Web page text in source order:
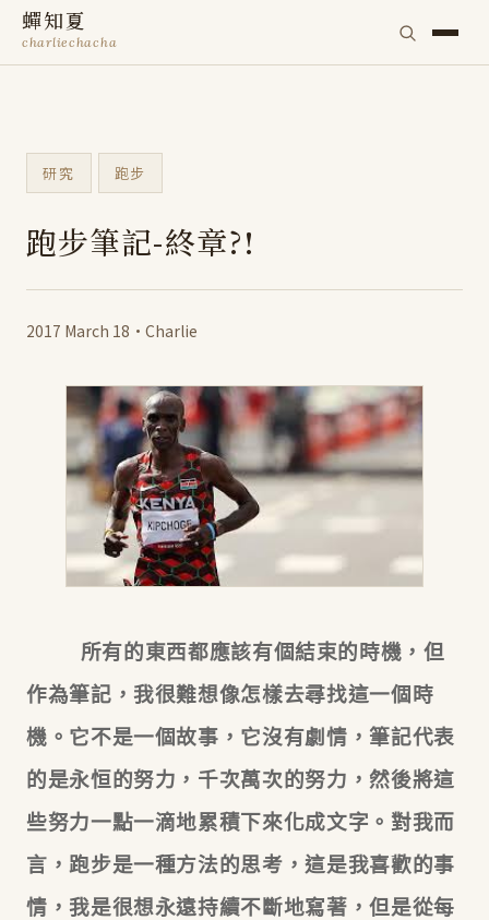
蟬知夏
charliechacha
研究 跑步
跑步筆記-終章?!
2017 March 18 · Charlie
所有的東西都應該有個結束的時機，但
作為筆記，我很難想像怎樣去尋找這一個時
機。它不是一個故事，它沒有劇情，筆記代表
的是永恒的努力，千次萬次的努力，然後將這
些努力一點一滴地累積下來化成文字。對我而
言，跑步是一種方法的思考，這是我喜歡的事
情，我是很想永遠持續不斷地寫著，但是從每